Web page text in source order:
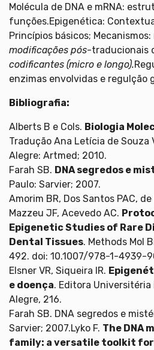
Molécula de DNA e mRNA:
funções.Epigenética:
Princípios básicos;
modificações pós-traducionais
codificantes (micro e longo).
enzimas envolvidas e regulção
Bibliografia:
Alberts B e Cols. Biologia
Tradução Ana Letícia de Souza
Alegre: Artmed; 2010.
Farah SB. DNA segredos e
Paulo: Sarvier; 2007.
Amorim BR, Dos Santos PAC,
Mazzeu JF, Acevedo AC.
Epigenetic Studies of Rare
Dental Tissues. Methods Mol
492. doi: 10.1007/978-1-4939-
Elsner VR, Siqueira IR.
e doença. Editora
Alegre, 216.
Farah SB. DNA segredos e
Sarvier; 2007.Lyko F. The DNA
family: a versatile toolkit